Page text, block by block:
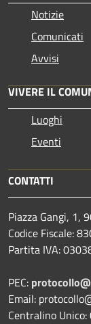
Notizie
Comunicati
Avvisi
VIVERE IL
Luoghi
Eventi
CONTATTI
Piazza Gangi, 1,
Codice Fiscale:
Partita IVA:
PEC:
Email:
Centralino